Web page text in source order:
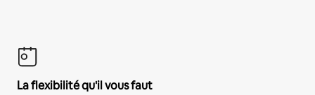
La flexibilité qu'il vous faut